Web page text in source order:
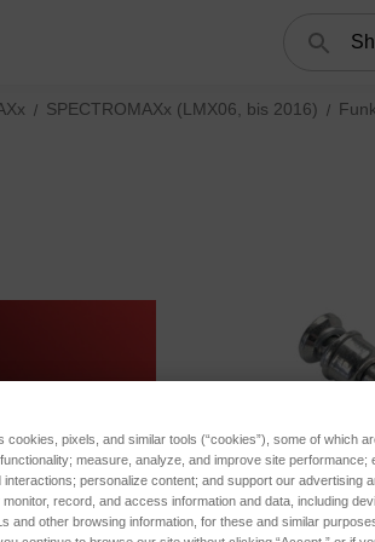
SPECTROMAXx (LMX06, bis 2016)
cookies, pixels, and similar tools (“cookies”), some of which
measure, analyze, and improve site
personalize content; and support our advertising
record, and access information and data, including
and other browsing information, for these and similar